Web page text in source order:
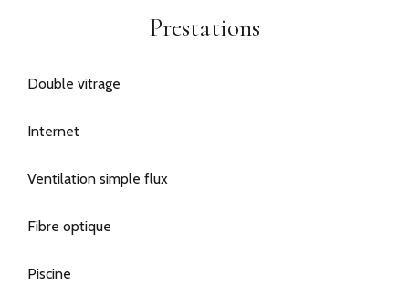
Prestations
Double vitrage
Internet
Ventilation simple flux
Fibre optique
Piscine